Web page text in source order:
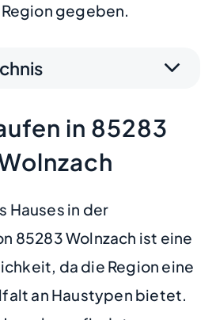
gegeben.
in 85283
Hauses in der
85283 Wolnzach ist eine
da die Region eine
an Haustypen bietet.